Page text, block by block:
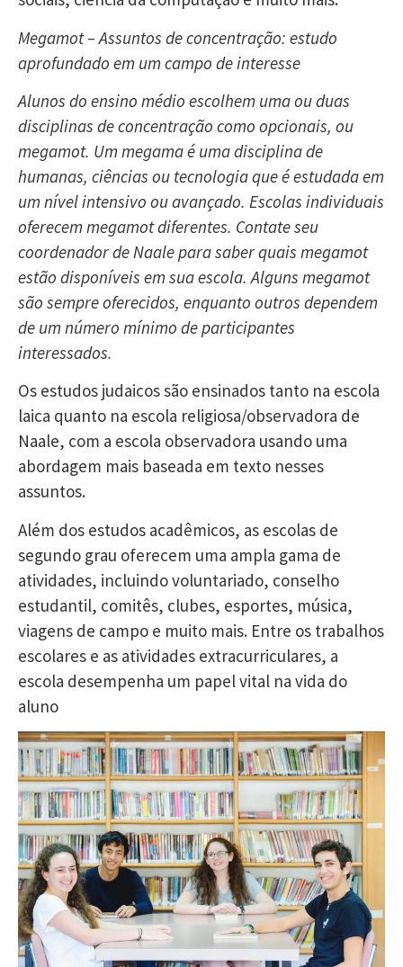
Megamot – Assuntos de concentração: estudo
aprofundado em um campo de interesse
Alunos do ensino médio escolhem uma ou duas
disciplinas de concentração como opcionais, ou
megamot. Um megama é uma disciplina de
humanas, ciências ou tecnologia que é estudada em
um nível intensivo ou avançado. Escolas individuais
oferecem megamot diferentes. Contate seu
coordenador de Naale para saber quais megamot
estão disponíveis em sua escola. Alguns megamot
são sempre oferecidos, enquanto outros dependem
de um número mínimo de participantes
interessados.
Os estudos judaicos são ensinados tanto na escola
laica quanto na escola religiosa/observadora de
Naale, com a escola observadora usando uma
abordagem mais baseada em texto nesses
assuntos.
Além dos estudos acadêmicos, as escolas de
segundo grau oferecem uma ampla gama de
atividades, incluindo voluntariado, conselho
estudantil, comitês, clubes, esportes, música,
viagens de campo e muito mais. Entre os trabalhos
escolares e as atividades extracurriculares, a
escola desempenha um papel vital na vida do
aluno